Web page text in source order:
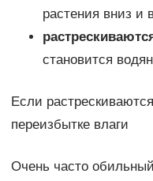
растения вниз и
становится
Если
переизбытке влаги
Очень часто